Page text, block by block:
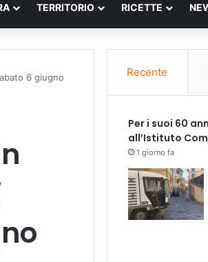
TERRITORIO RICETTE
6 giugno
Recente
Per i suoi 60
all’Istituto
1 giorno fa